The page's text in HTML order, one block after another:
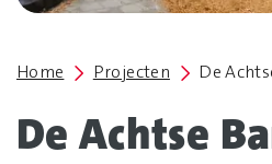
Home Projecten De
De Achtse